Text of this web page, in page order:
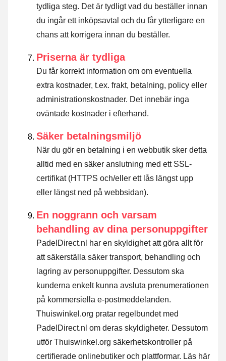
tydliga steg. Det är tydligt vad du beställer innan
du ingår ett inköpsavtal och du får ytterligare en
chans att korrigera innan du beställer.
Priserna är tydliga
Du får korrekt information om om eventuella
extra kostnader, t.ex. frakt, betalning, policy eller
administrationskostnader. Det innebär inga
oväntade kostnader i efterhand.
Säker betalningsmiljö
När du gör en betalning i en webbutik sker detta
alltid med en säker anslutning med ett SSL-
certifikat (HTTPS och/eller ett lås längst upp
eller längst ned på webbsidan).
En noggrann och varsam
behandling av dina personuppgifter
PadelDirect.nl har en skyldighet att göra allt för
att säkerställa säker transport, behandling och
lagring av personuppgifter. Dessutom ska
kunderna enkelt kunna avsluta prenumerationen
på kommersiella e-postmeddelanden.
Thuiswinkel.org pratar regelbundet med
PadelDirect.nl om deras skyldigheter. Dessutom
utför Thuiswinkel.org säkerhetskontroller på
certifierade onlinebutiker och plattformar. Läs här